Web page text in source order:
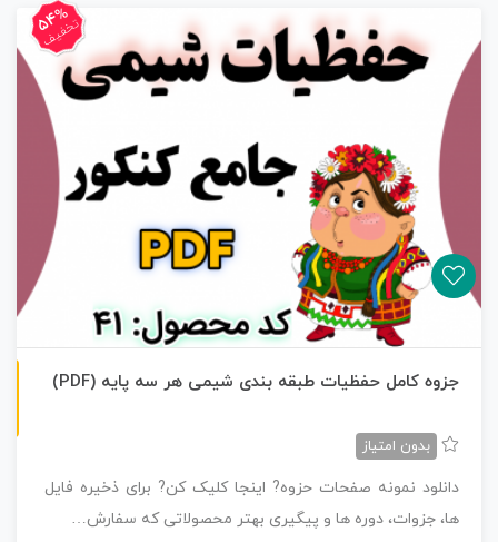
54%
تخفیف
جزوه کامل حفظیات طبقه بندی شیمی هر سه پایه (PDF)
بدون امتیاز
دانلود نمونه صفحات حزوه? اینجا کلیک کن? برای ذخیره فایل
ها، جزوات، دوره ها و پیگیری بهتر محصولاتی که سفارش…